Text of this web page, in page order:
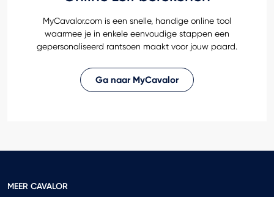
MyCavalor.com is een snelle, handige online tool
waarmee je in enkele eenvoudige stappen een
gepersonaliseerd rantsoen maakt voor jouw paard.
Ga naar MyCavalor
MEER CAVALOR